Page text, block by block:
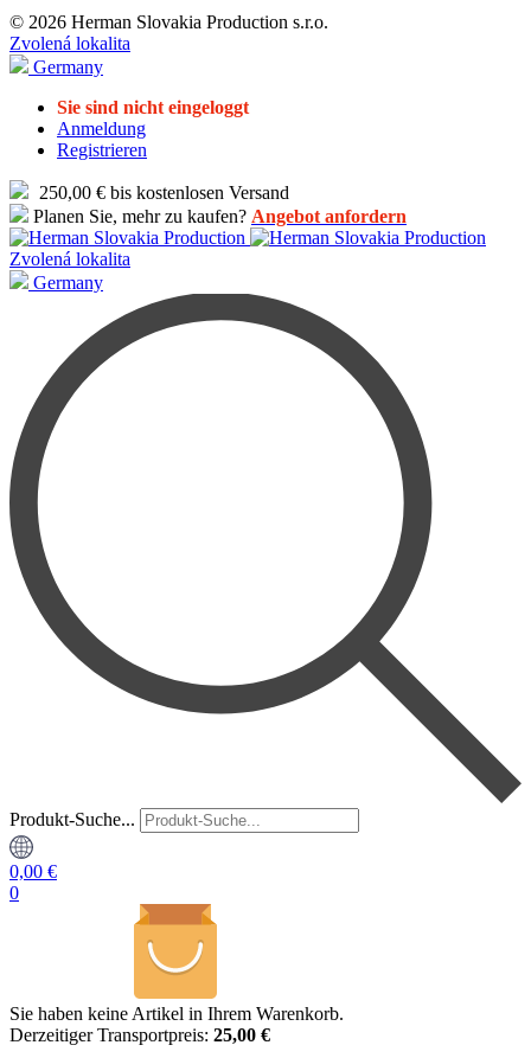
© 2026 Herman Slovakia Production s.r.o.
Zvolená lokalita
Germany
Sie sind nicht eingeloggt
Anmeldung
Registrieren
250,00 € bis kostenlosen Versand
Planen Sie, mehr zu kaufen? Angebot anfordern
Zvolená lokalita
Germany
Produkt-Suche...
0,00 €
0
Sie haben keine Artikel in Ihrem Warenkorb.
Derzeitiger Transportpreis: 25,00 €